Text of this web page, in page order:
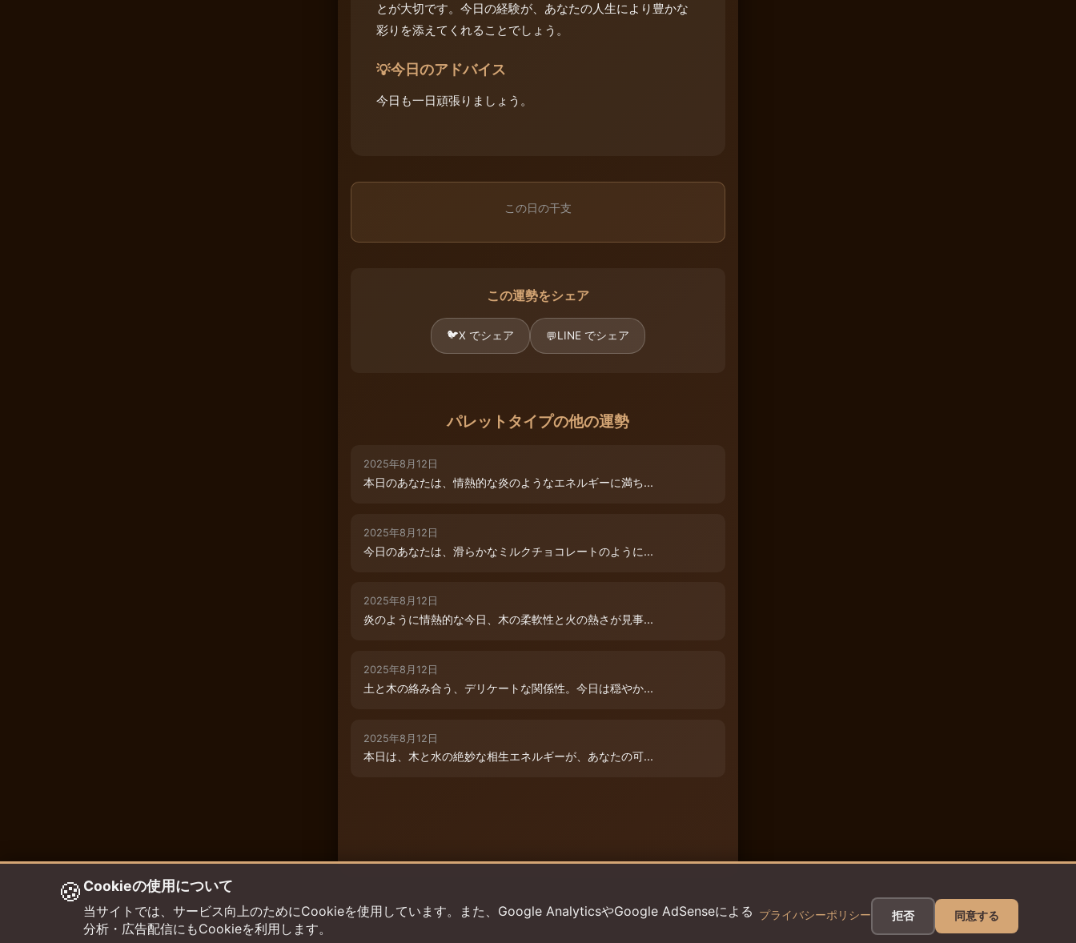
とが大切です。今日の経験が、あなたの人生により豊かな
彩りを添えてくれることでしょう。
💡今日のアドバイス
今日も一日頑張りましょう。
この日の干支
この運勢をシェア
🐦X でシェア 💬LINE でシェア
パレットタイプの他の運勢
2025年8月12日
本日のあなたは、情熱的な炎のようなエネルギーに満ち...
2025年8月12日
今日のあなたは、滑らかなミルクチョコレートのように...
2025年8月12日
炎のように情熱的な今日、木の柔軟性と火の熱さが見事...
2025年8月12日
土と木の絡み合う、デリケートな関係性。今日は穏やか...
2025年8月12日
本日は、木と水の絶妙な相生エネルギーが、あなたの可...
🍪 Cookieの使用について
当サイトでは、サービス向上のためにCookieを使用しています。また、Google AnalyticsやGoogle AdSenseによる
分析・広告配信にもCookieを利用します。
プライバシーポリシー 拒否 同意する